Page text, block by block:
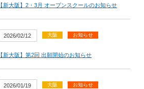
【新大阪】2・3月 オープンスクールのお知らせ
2026/02/12 大阪 お知らせ
【新大阪】第2回 出願開始のお知らせ
2026/01/19 大阪 お知らせ